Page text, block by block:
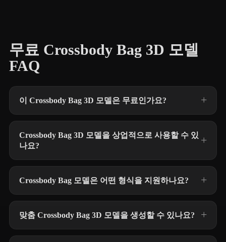
무료 Crossbody Bag 3D 모델
FAQ
이 Crossbody Bag 3D 모델은 무료인가요?
Crossbody Bag 3D 모델을 상업적으로 사용할 수 있
나요?
Crossbody Bag 모델은 어떤 형식을 지원하나요?
맞춤 Crossbody Bag 3D 모델을 생성할 수 있나요?